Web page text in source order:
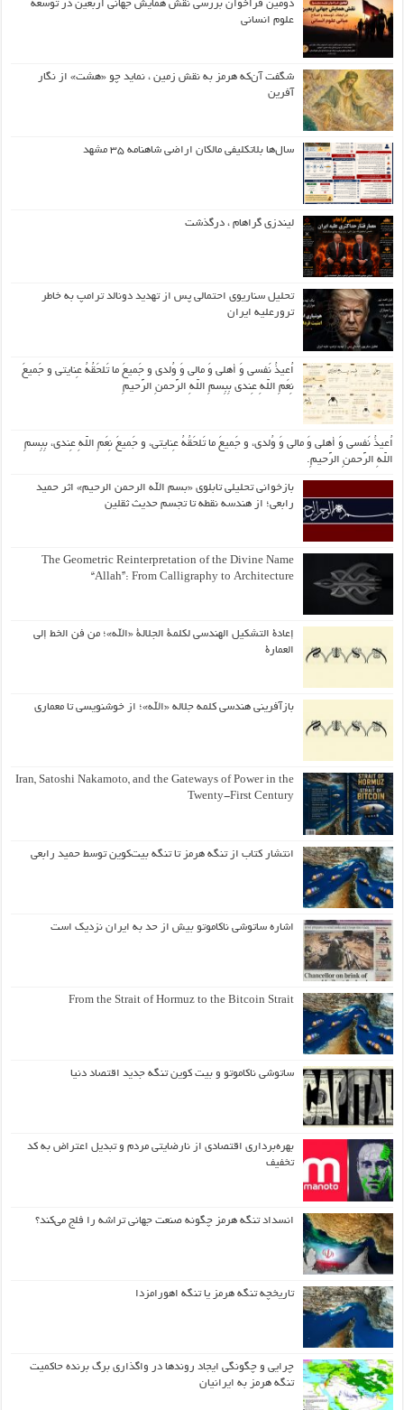
دومین فراخوان بررسی نقش همایش جهانی اربعین در توسعه
علوم انسانی
شگفت آن‌که هرمز به نقش زمین ، نماید چو «هشت» از نگار
آفرین
سال‌ها بلاتکلیفی مالکان اراضی شاهنامه ۳۵ مشهد
لیندزی گراهام ، درگذشت
تحلیل سناریوی احتمالی پس از تهدید دونالد ترامپ به خاطر
ترورعلیه ایران
اُعیذُ نَفسی وَ أهلی وَ مالی وَ وُلدی و جَمیعَ ما تَلحَقُهُ عِنایتی و جَمیعَ
نِعَمِ اللّهِ عِندی بِبِسمِ اللّهِ الرَّحمنِ الرَّحیمِ
اُعیذُ نَفسی وَ أهلی وَ مالی وَ وُلدی، و جَمیعَ ما تَلحَقُهُ عِنایتی، و جَمیعَ نِعَمِ اللّهِ عِندی، بِبِسمِ
اللّهِ الرَّحمنِ الرَّحیمِ.
بازخوانی تحلیلی تابلوی «بسم الله الرحمن الرحیم» اثر حمید
رابعی؛ از هندسه نقطه تا تجسم حدیث ثقلین
The Geometric Reinterpretation of the Divine Name
“Allah”: From Calligraphy to Architecture
إعادة التشكيل الهندسي لكلمة الجلالة «الله»؛ من فن الخط إلى
العمارة
بازآفرینی هندسی کلمه جلاله «الله»؛ از خوشنویسی تا معماری
Iran, Satoshi Nakamoto, and the Gateways of Power in the
Twenty-First Century
انتشار کتاب از تنگه هرمز تا تنگه بیت‌کوین توسط حمید رابعی
اشاره ساتوشی ناکاموتو بیش از حد به ایران نزدیک است
From the Strait of Hormuz to the Bitcoin Strait
ساتوشی ناکاموتو و بیت کوین تنگه جدید اقتصاد دنیا
بهره‌برداری اقتصادی از نارضایتی مردم و تبدیل اعتراض به کد
تخفیف
انسداد تنگه هرمز چگونه صنعت جهانی تراشه را فلج می‌کند؟
تاریخچه تنگه هرمز یا تنگه اهورامزدا
چرایی و چگونگی ایجاد روندها در واگذاری برگ برنده حاکمیت
تنگه هرمز به ایرانیان